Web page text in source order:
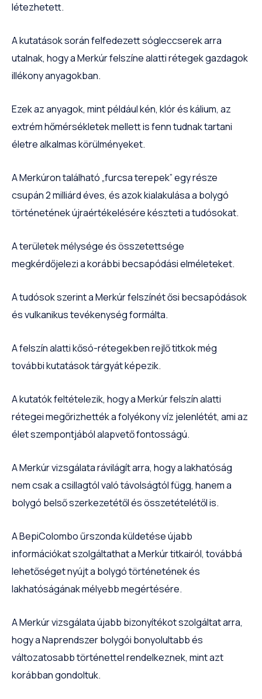
létezhetett.
A kutatások során felfedezett sógleccserek arra
utalnak, hogy a Merkúr felszíne alatti rétegek gazdagok
illékony anyagokban.
Ezek az anyagok, mint például kén, klór és kálium, az
extrém hőmérsékletek mellett is fenn tudnak tartani
életre alkalmas körülményeket.
A Merkúron található „furcsa terepek” egy része
csupán 2 milliárd éves, és azok kialakulása a bolygó
történetének újraértékelésére készteti a tudósokat.
A területek mélysége és összetettsége
megkérdőjelezi a korábbi becsapódási elméleteket.
A tudósok szerint a Merkúr felszínét ősi becsapódások
és vulkanikus tevékenység formálta.
A felszín alatti kősó-rétegekben rejlő titkok még
további kutatások tárgyát képezik.
A kutatók feltételezik, hogy a Merkúr felszín alatti
rétegei megőrizhették a folyékony víz jelenlétét, ami az
élet szempontjából alapvető fontosságú.
A Merkúr vizsgálata rávilágít arra, hogy a lakhatóság
nem csak a csillagtól való távolságtól függ, hanem a
bolygó belső szerkezetétől és összetételétől is.
A BepiColombo űrszonda küldetése újabb
információkat szolgáltathat a Merkúr titkairól, továbbá
lehetőséget nyújt a bolygó történetének és
lakhatóságának mélyebb megértésére.
A Merkúr vizsgálata újabb bizonyítékot szolgáltat arra,
hogy a Naprendszer bolygói bonyolultabb és
változatosabb történettel rendelkeznek, mint azt
korábban gondoltuk.